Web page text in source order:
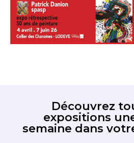
Découvrez
expositions
semaine dans